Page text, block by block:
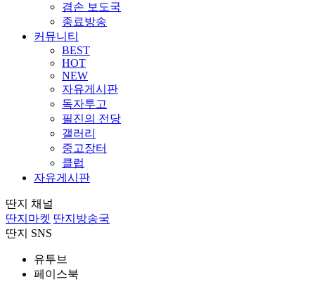
겸손 보도국
종료방송
커뮤니티
BEST
HOT
NEW
자유게시판
독자투고
필진의 전당
갤러리
중고장터
클럽
자유게시판
딴지 채널
딴지마켓 딴지방송국
딴지 SNS
유투브
페이스북